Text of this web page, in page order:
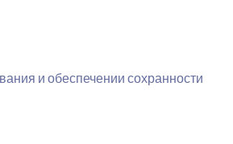
и обеспечении сохранности